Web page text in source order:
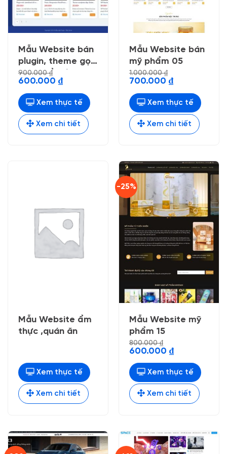
Mẫu Website bán
plugin, theme gọn
gàng dể nhìn
900.000₫
Giá
là:
900.000 ₫.
600.000 ₫Giá
hiện
tại
là:
600.000 ₫.
Xem thực tế
Xem chi tiết
Mẫu Website bán
mỹ phẩm 05
1.000.000₫
Giá
là:
1.000.000 ₫.
700.000 ₫Giá
hiện
tại
là:
700.000 ₫.
Xem thực tế
Xem chi tiết
Mẫu Website ẩm
thực ,quán ăn
Xem thực tế
Xem chi tiết
-25%
Mẫu Website mỹ
phẩm 15
800.000₫
Giá
là:
800.000 ₫.
600.000 ₫Giá
hiện
tại
là:
600.000 ₫.
Xem thực tế
Xem chi tiết